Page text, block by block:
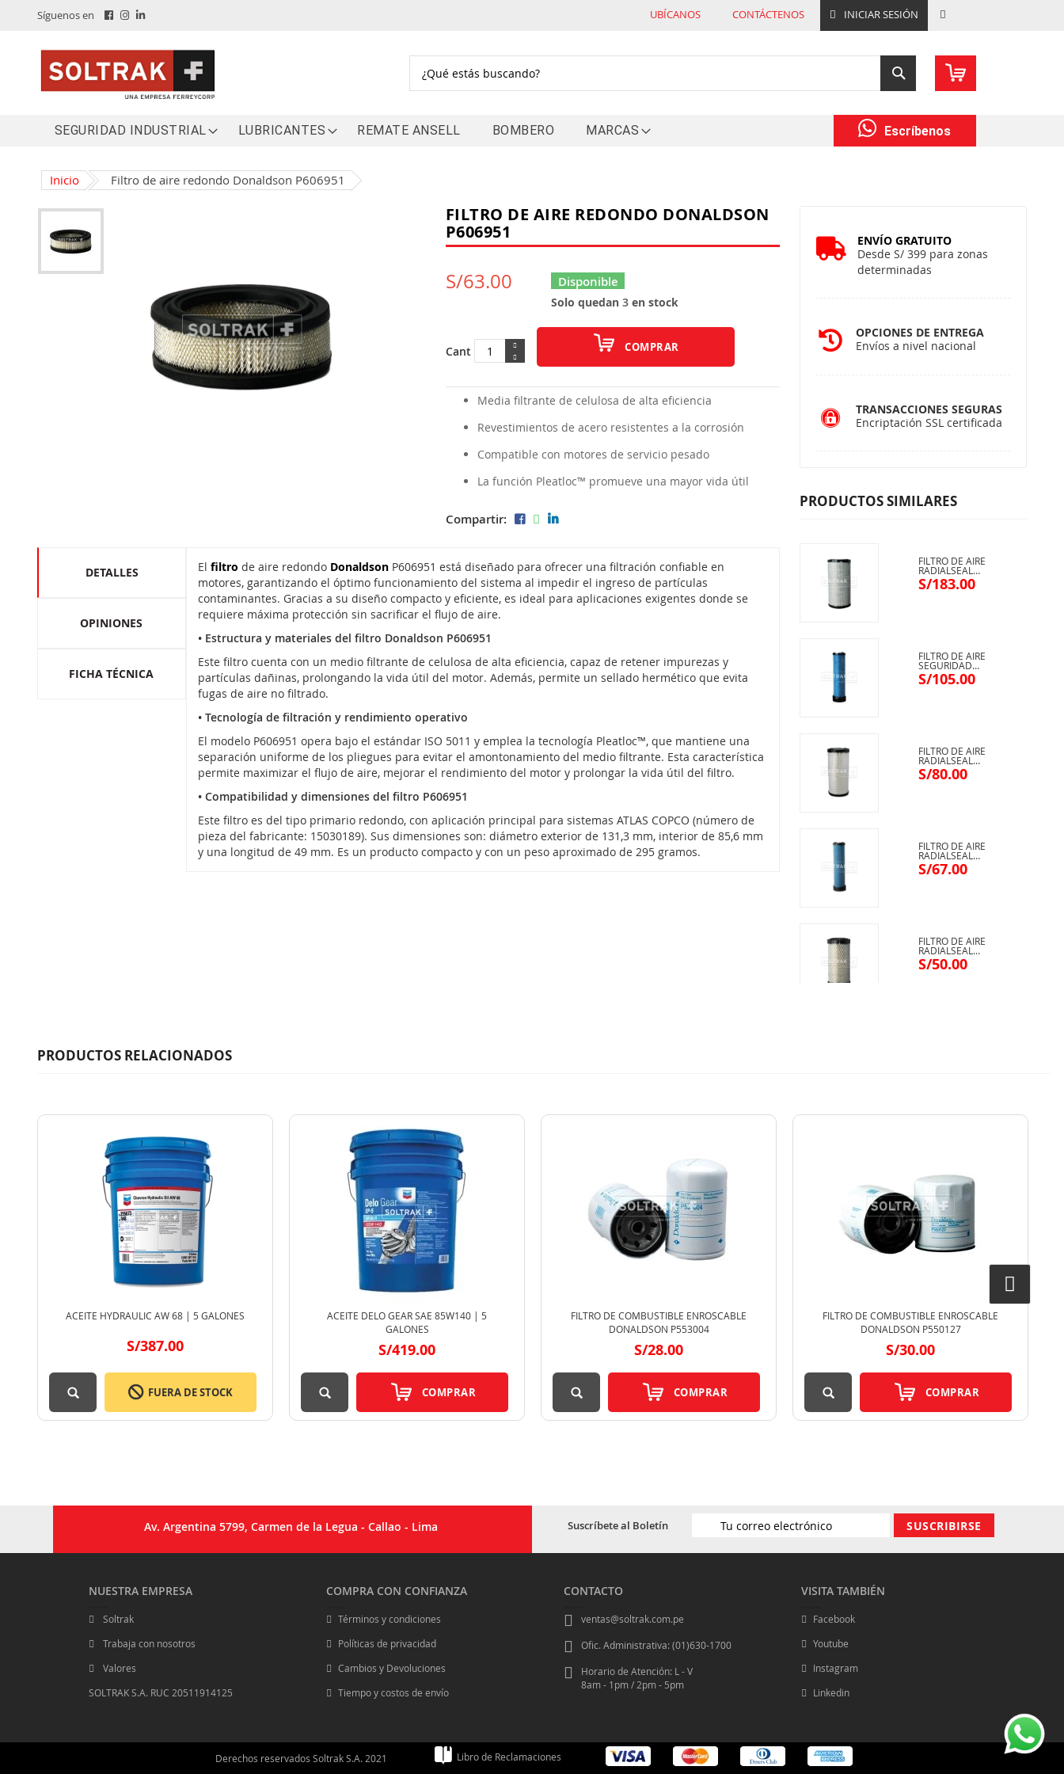
to
Síguenos en UBÍCANOS CONTÁCTENOS INICIAR SESIÓN
Buscar
SEGURIDAD INDUSTRIAL LUBRICANTES REMATE ANSELL BOMBERO MARCAS Escríbenos
Inicio Filtro de aire redondo Donaldson P606951
FILTRO DE AIRE REDONDO DONALDSON
P606951
S/63.00 Disponible
Solo quedan3 en stock
Cant COMPRAR
Media filtrante de celulosa de alta eficiencia
Revestimientos de acero resistentes a la corrosión
Compatible con motores de servicio pesado
La función Pleatloc™ promueve una mayor vida útil
Compartir:
Skip
the
of
to
beginningDETALLES
OPINIONES
FICHA TÉCNICA
El filtro de aire redondo DonaldsonP606951 está diseñado para ofrecer una filtración confiable en
motores, garantizando el óptimo funcionamiento del sistema al impedir el ingreso de partículas
contaminantes. Gracias a su diseño compacto y eficiente, es ideal para aplicaciones exigentes donde se
requiere máxima protección sin sacrificar el flujo de aire.
• Estructura y materiales del filtro Donaldson P606951
Este filtro cuenta con un medio filtrante de celulosa de alta eficiencia, capaz de retener impurezas y
partículas dañinas, prolongando la vida útil del motor. Además, permite un sellado hermético que evita
fugas de aire no filtrado.
• Tecnología de filtración y rendimiento operativo
El modelo P606951 opera bajo el estándar ISO 5011 y emplea la tecnología Pleatloc™, que mantiene una
separación uniforme de los pliegues para evitar el amontonamiento del medio filtrante. Esta característica
permite maximizar el flujo de aire, mejorar el rendimiento del motor y prolongar la vida útil del filtro.
• Compatibilidad y dimensiones del filtro P606951
Este filtro es del tipo primario redondo, con aplicación principal para sistemas ATLAS COPCO (número de
pieza del fabricante: 15030189). Sus dimensiones son: diámetro exterior de 131,3 mm, interior de 85,6 mm
y una longitud de 49 mm. Es un producto compacto y con un peso aproximado de 295 gramos.
PRODUCTOS RELACIONADOS
ACEITE HYDRAULIC AW 68 | 5 GALONES
S/387.00
FUERA DE STOCK
ACEITE DELO GEAR SAE 85W140 | 5
GALONES
S/419.00
COMPRAR
FILTRO DE COMBUSTIBLE ENROSCABLE
DONALDSON P553004
S/28.00
COMPRAR
FILTRO DE COMBUSTIBLE ENROSCABLE
DONALDSON P550127
S/30.00
COMPRAR
ENVÍO GRATUITO
Desde S/ 399 para zonas
determinadas
OPCIONES DE ENTREGA
Envíos a nivel nacional
TRANSACCIONES SEGURAS
Encriptación SSL certificada
PRODUCTOS SIMILARES
FILTRO DE AIRE
RADIALSEAL
DONALDSON P783730
S/183.00
FILTRO DE AIRE
SEGURIDAD
RADIALSEAL
DONALDSON P783731
S/105.00
FILTRO DE AIRE
RADIALSEAL
DONALDSON P828889
S/80.00
FILTRO DE AIRE
RADIALSEAL
DONALDSON P829333
S/67.00
FILTRO DE AIRE
RADIALSEAL
DONALDSON P822686
S/50.00
Av. Argentina 5799, Carmen de la Legua - Callao - Lima Suscríbete al Boletín
Suscríbase
SUSCRIBIRSE
NUESTRA EMPRESA
Soltrak
Trabaja con nosotros
Valores
SOLTRAK S.A. RUC 20511914125
COMPRA CON CONFIANZA
Términos y condiciones
Políticas de privacidad
Cambios y Devoluciones
Tiempo y costos de envío
CONTACTO
ventas@soltrak.com.pe
Ofic. Administrativa: (01)630-1700
Horario de Atención: L - V
8am - 1pm / 2pm - 5pm
VISITA TAMBIÉN
Facebook
Youtube
Instagram
Linkedin
Derechos reservados Soltrak S.A. 2021 Libro de Reclamaciones